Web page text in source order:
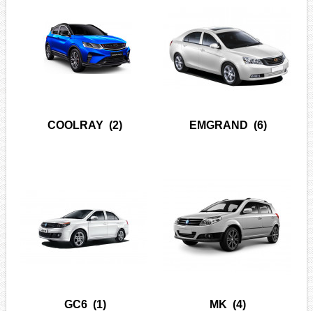
COOLRAY (2) EMGRAND (6)
GC6(1) MK (4)